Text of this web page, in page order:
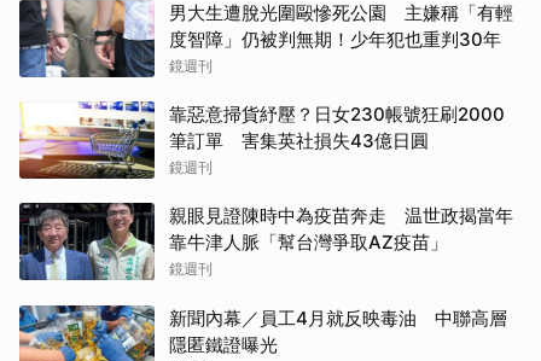
男大生遭脫光圍毆慘死公園 主嫌稱「有輕
度智障」仍被判無期！少年犯也重判30年
鏡週刊
靠惡意掃貨紓壓？日女230帳號狂刷2000
筆訂單 害集英社損失43億日圓
鏡週刊
親眼見證陳時中為疫苗奔走 温世政揭當年
靠牛津人脈「幫台灣爭取AZ疫苗」
鏡週刊
新聞內幕／員工4月就反映毒油 中聯高層
隱匿鐵證曝光